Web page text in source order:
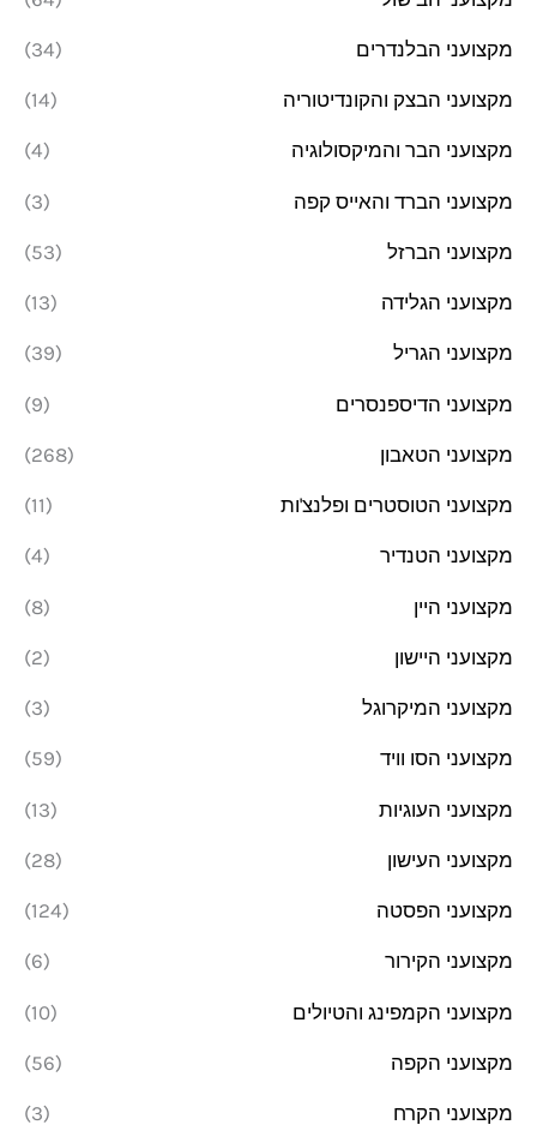
מקצועני הבלנדרים (34)
מקצועני הבצק והקונדיטוריה (14)
מקצועני הבר והמיקסולוגיה (4)
מקצועני הברד והאייס קפה (3)
מקצועני הברזל (53)
מקצועני הגלידה (13)
מקצועני הגריל (39)
מקצועני הדיספנסרים (9)
מקצועני הטאבון (268)
מקצועני הטוסטרים ופלנצ'ות (11)
מקצועני הטנדיר (4)
מקצועני היין (8)
מקצועני היישון (2)
מקצועני המיקרוגל (3)
מקצועני הסו וויד (59)
מקצועני העוגיות (13)
מקצועני העישון (28)
מקצועני הפסטה (124)
מקצועני הקירור (6)
מקצועני הקמפינג והטיולים (10)
מקצועני הקפה (56)
מקצועני הקרח (3)